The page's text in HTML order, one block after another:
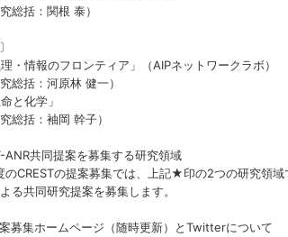
括：関根 泰）
情報のフロンティア」（AIPネットワークラボ）
括：河原林 健一）
と化学」
括：袖岡 幹子）
ANR共同提案を募集する研究領域
のCRESTの提案募集では、上記★印の2つの研究領
る共同研究提案を募集します。
募集ホームページ（随時更新）とTwitterについて